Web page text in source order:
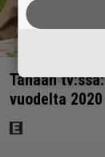
Tänään
vuodelta